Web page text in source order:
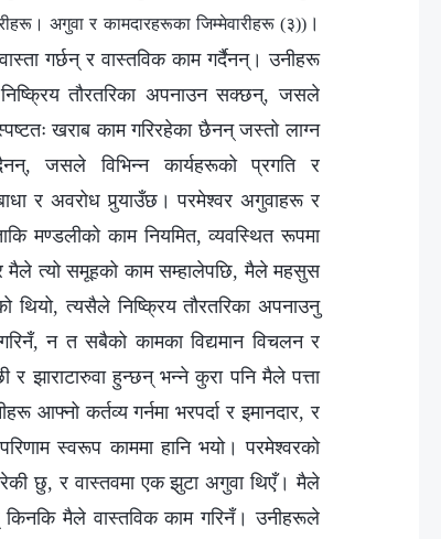
अगुवा र कामदारहरूका जिम्‍मेवारीहरू (३)) ।
गर्छन् र वास्तविक काम गर्दैनन्। उनीहरू
तौरतरिका अपनाउन सक्छन्, जसले
खराब काम गरिरहेका छैनन् जस्तो लाग्न
जसले विभिन्न कार्यहरूको प्रगति र
र अवरोध पुर्‍याउँछ। परमेश्‍वर अगुवाहरू र
मण्डलीको काम नियमित, व्यवस्थित रूपमा
मैले त्यो समूहको काम सम्हालेपछि, मैले महसुस
त्यसैले निष्क्रिय तौरतरिका अपनाउनु
न त सबैको कामका विद्यमान विचलन र
झाराटारुवा हुन्छन् भन्ने कुरा पनि मैले पत्ता
कर्तव्य गर्नमा भरपर्दा र इमानदार, र
स्वरूप काममा हानि भयो। परमेश्‍वरको
छु, र वास्तवमा एक झुटा अगुवा थिएँ। मैले
किनकि मैले वास्तविक काम गरिनँ। उनीहरूले